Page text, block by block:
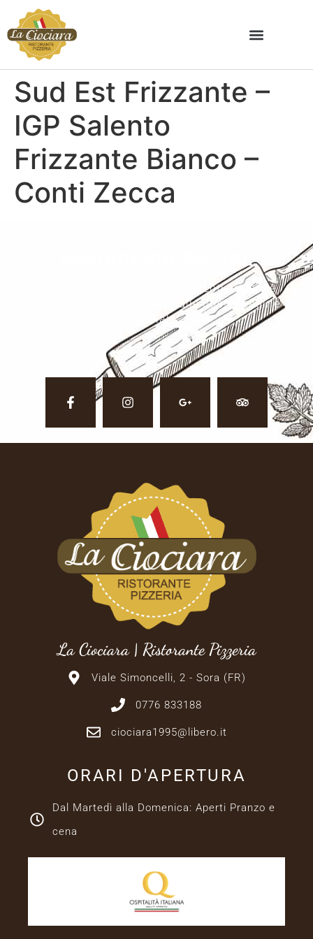
Sud Est Frizzante –
IGP Salento
Frizzante Bianco –
Conti Zecca
SEGUICI SUI SOCIAL
Vuoi restare aggiornato su eventi, ricette e
nuove pietanze? Seguici sulle nostre pagine
social.
La Ciociara | Ristorante Pizzeria
Viale Simoncelli, 2 - Sora (FR)
0776 833188
ciociara1995@libero.it
ORARI D'APERTURA
Dal Martedì alla Domenica: Aperti Pranzo e
cena